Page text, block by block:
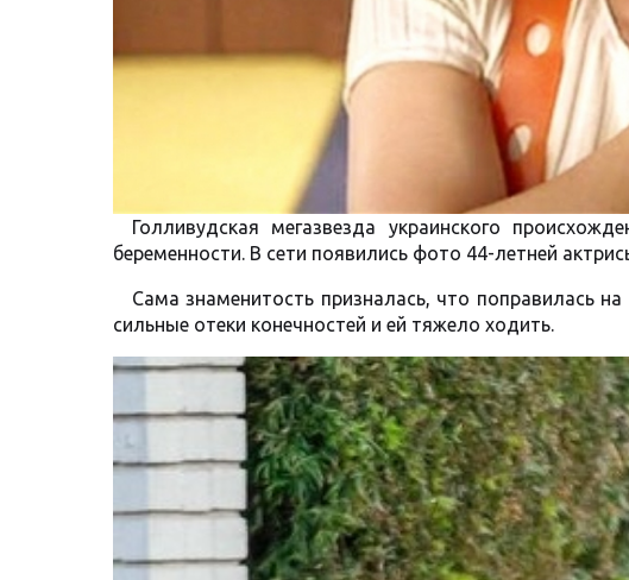
Голливудская мегазвезда украинского
беременности. В сети появились фото 44-летней
Сама знаменитость призналась, что поправилась
сильные отеки конечностей и ей тяжело ходить.